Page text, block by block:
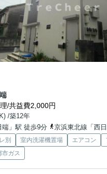
/共益費2,000円
/築12年
端」駅 徒歩9分
京浜東北線「西日
別 室内洗濯機置場 エアコン
市ガス